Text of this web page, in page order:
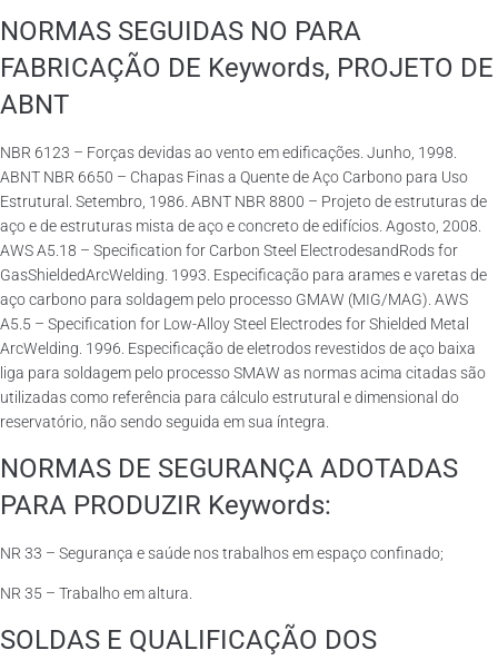
NORMAS SEGUIDAS NO PARA
FABRICAÇÃO DE Keywords, PROJETO DE
ABNT
NBR 6123 – Forças devidas ao vento em edificações. Junho, 1998.
ABNT NBR 6650 – Chapas Finas a Quente de Aço Carbono para Uso
Estrutural. Setembro, 1986. ABNT NBR 8800 – Projeto de estruturas de
aço e de estruturas mista de aço e concreto de edifícios. Agosto, 2008.
AWS A5.18 – Specification for Carbon Steel ElectrodesandRods for
GasShieldedArcWelding. 1993. Especificação para arames e varetas de
aço carbono para soldagem pelo processo GMAW (MIG/MAG). AWS
A5.5 – Specification for Low-Alloy Steel Electrodes for Shielded Metal
ArcWelding. 1996. Especificação de eletrodos revestidos de aço baixa
liga para soldagem pelo processo SMAW as normas acima citadas são
utilizadas como referência para cálculo estrutural e dimensional do
reservatório, não sendo seguida em sua íntegra.
NORMAS DE SEGURANÇA ADOTADAS
PARA PRODUZIR Keywords:
NR 33 – Segurança e saúde nos trabalhos em espaço confinado;
NR 35 – Trabalho em altura.
SOLDAS E QUALIFICAÇÃO DOS